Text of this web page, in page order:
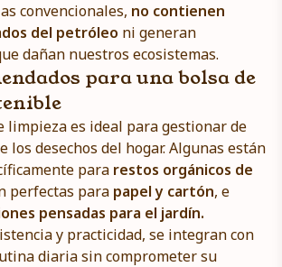
convencionales, no contienen
del petróleo ni generan
dañan nuestros ecosistemas.
para una bolsa de
limpieza es ideal para gestionar de
los desechos del hogar. Algunas están
para restos orgánicos de
perfectas para papel y cartón, e
pensadas para el jardín.
y practicidad, se integran con
diaria sin comprometer su